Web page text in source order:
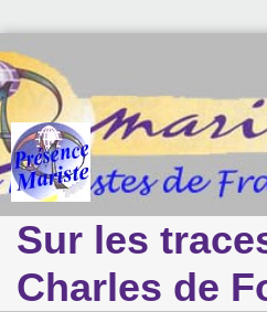
Sur les
Charles de